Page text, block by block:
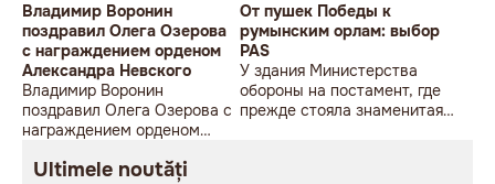
Владимир Воронин
поздравил Олега Озерова
с награждением орденом
Александра Невского
Владимир Воронин
поздравил Олега Озерова с
награждением орденом
От пушек Победы к
румынским орлам: выбор
PAS
У здания Министерства
обороны на постамент, где
прежде стояла знаменитая
Ultimele noutăți